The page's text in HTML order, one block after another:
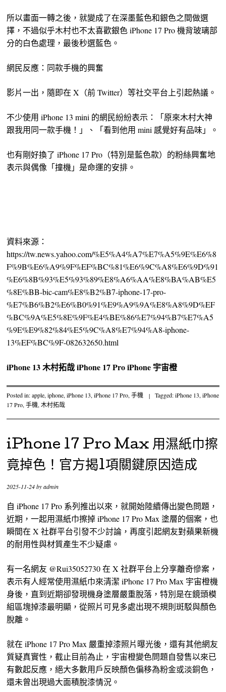
所以畫面一轉之後，就變成了在深墨藍色和銀色之間做選
擇，不過似乎木村也不太喜歡銀色 iPhone 17 Pro 機背玻璃部
分的白色處理，最後秒選藍色。
網民反應：同款手機的興奮
影片一出，隨即在 X（前 Twitter）等社交平台上引起熱議。
不少使用 iPhone 13 mini 的網民紛紛表示：「原來木村大神
跟我用同一款手機！」、「看到他用 mini 感覺好有品味」。
也有剛好換了 iPhone 17 Pro（特別是藍色款）的粉絲興奮地
表示與偶像「撞機」是命運的安排。
資料來源：
https://tw.news.yahoo.com/%E5%A4%A7%E7%A5%9E%E6%8
F%9B%E6%A9%9F%EF%BC%81%E6%9C%A8%E6%9D%91
%E6%8B%93%E5%93%89%E8%A6%AA%E8%BA%AB%E5
%8E%BB-bic-cam%E8%B2%B7-iphone-17-pro-
%E7%B6%B2%E6%B0%91%E9%A9%9A%E8%A8%9D%EF
%BC%9A%E5%8E%9F%E4%BE%86%E7%94%B7%E7%A5
%9E%E9%82%84%E5%9C%A8%E7%94%A8-iphone-
13%EF%BC%9F-082632650.html
iPhone 13木村拓哉iPhone 17 ProiPhone 宇宙橙
Posted in:apple,iphone,iPhone 13,iPhone 17 Pro,手機 | Tagged:iPhone 13,iPhone
17 Pro,手機,木村拓哉
iPhone 17 Pro Max 用濕紙巾擦
竟掉色！官方揭1項關鍵原因造成
2025-11-24byadmin
自 iPhone 17 Pro 系列推出以來，就開始陸續傳出變色問題，
近期，一起用濕紙巾擦掉 iPhone 17 Pro Max 塗層的個案，也
瞬間在 X 社群平台引發不少討論，再度引起網友對蘋果新機
的耐用性與材質產生不少疑慮。
有一名網友 @Rui35052730 在 X 社群平台上分享離奇慘案，
表示有人經常使用濕紙巾來清潔 iPhone 17 Pro Max 宇宙橙機
身後，直到近期卻發現機身塗層嚴重脫落，特別是在鏡頭模
組區塊掉漆最明顯，從照片可見多處出現不規則斑駁與顏色
脫離。
就在 iPhone 17 Pro Max 嚴重掉漆照片曝光後，還有其他網友
質疑真實性，截止目前為止，宇宙橙變色問題自發售以來已
有數起反應，絕大多數用戶反映顏色偏移為粉金或淡銅色，
還未曾出現過大面積脫漆情況。